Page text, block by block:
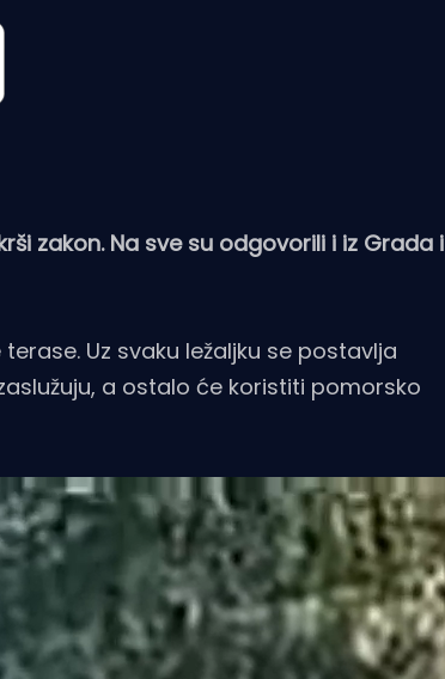
zakon. Na sve su odgovorili i iz Grada i
Uz svaku ležaljku se postavlja
a ostalo će koristiti pomorsko